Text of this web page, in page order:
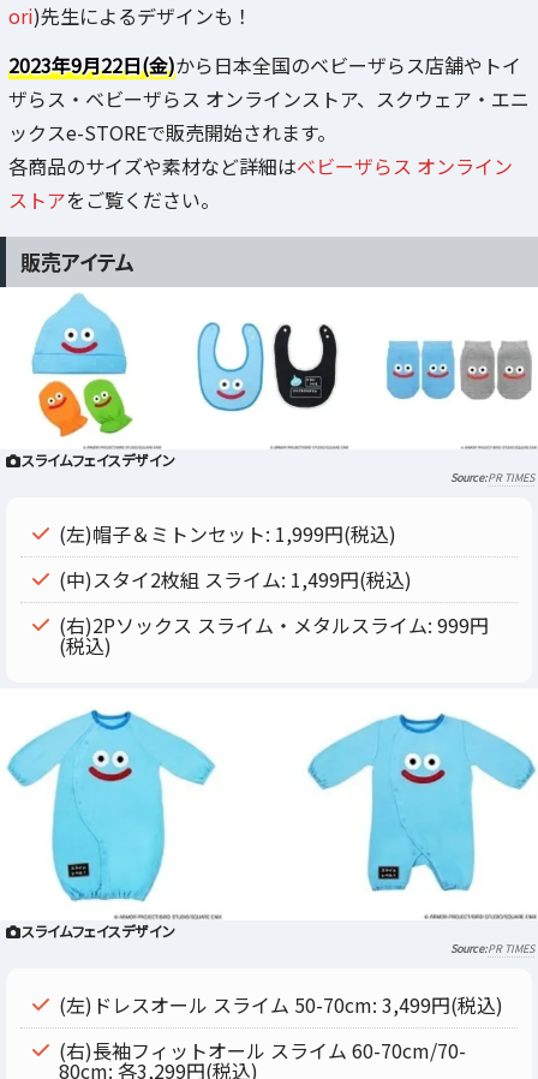
ori)先生によるデザインも！
2023年9月22日(金)から日本全国のベビーザらス店舗やトイ
ザらス・ベビーザらス オンラインストア、スクウェア・エニ
ックスe-STOREで販売開始されます。
各商品のサイズや素材など詳細はベビーザらス オンライン
ストアをご覧ください。
販売アイテム
スライムフェイスデザイン
PR TIMES
(左)帽子＆ミトンセット: 1,999円(税込)
(中)スタイ2枚組 スライム: 1,499円(税込)
(右)2Pソックス スライム・メタルスライム: 999円
(税込)
スライムフェイスデザイン
PR TIMES
(左)ドレスオール スライム 50-70cm: 3,499円(税込)
(右)長袖フィットオール スライム 60-70cm/70-
80cm: 各3,299円(税込)